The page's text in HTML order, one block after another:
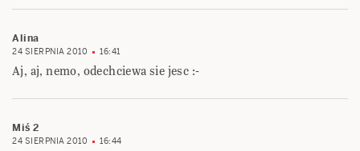
Alina
24 SIERPNIA 2010 16:41
Aj, aj, nemo, odechciewa sie jesc :-
Miś 2
24 SIERPNIA 2010 16:44